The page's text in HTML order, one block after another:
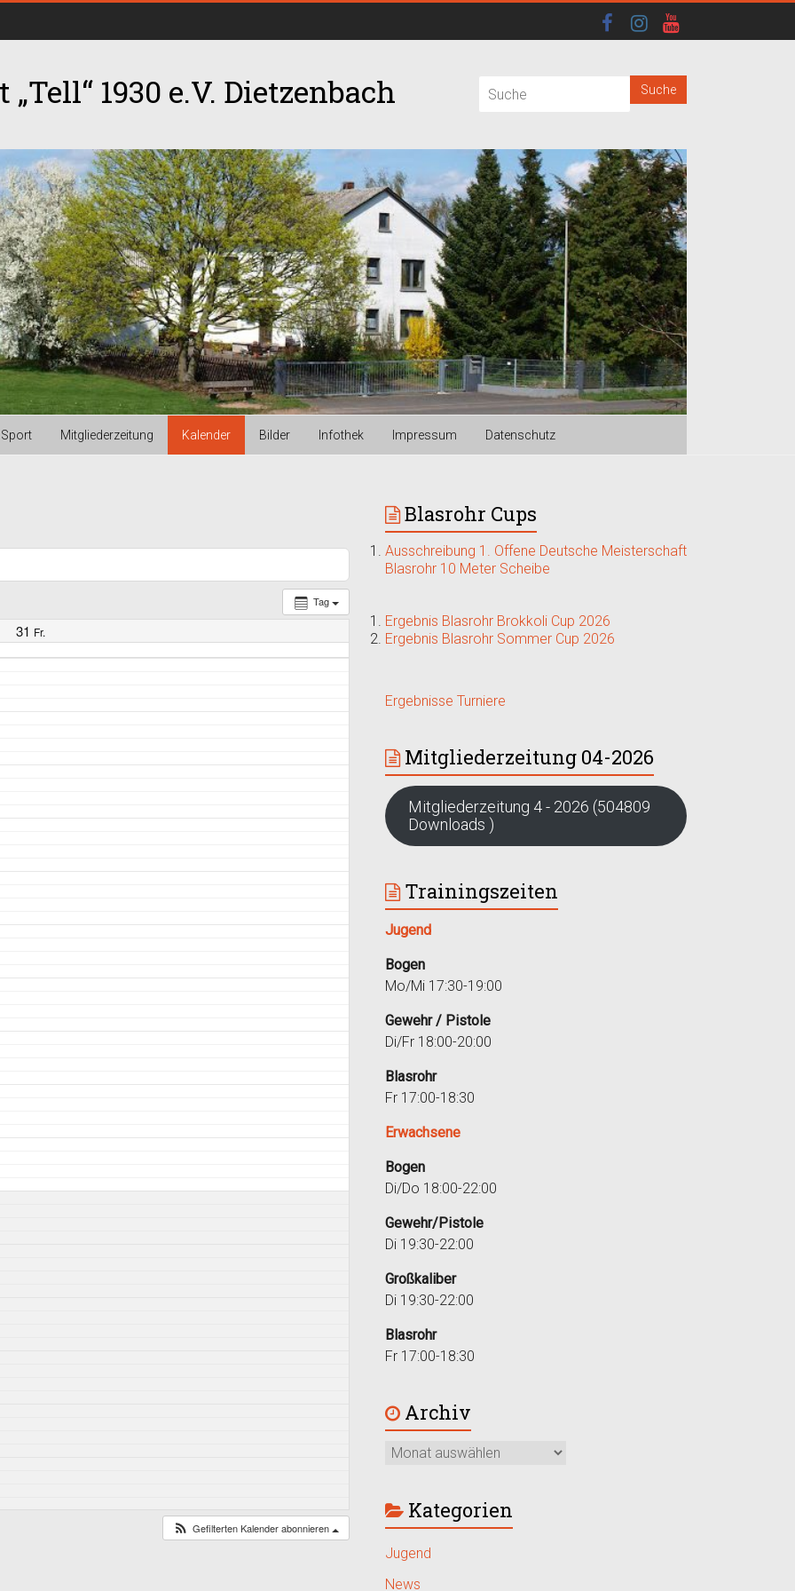
1930 e.V. Dietzenbach
Sport Mitgliederzeitung Kalender Bilder Infothek Impressum Datenschutz
Tag
31 Fr.
Gefilterten Kalender abonnieren
Blasrohr Cups
Ausschreibung 1. Offene Deutsche Meisterschaft
Blasrohr 10 Meter Scheibe
Ergebnis Blasrohr Brokkoli Cup 2026
Ergebnis Blasrohr Sommer Cup 2026
Ergebnisse Turniere
Mitgliederzeitung 04-2026
Mitgliederzeitung 4 - 2026 (504809
Downloads )
Trainingszeiten
Jugend
Bogen
Mo/Mi 17:30-19:00
Gewehr / Pistole
Di/Fr 18:00-20:00
Blasrohr
Fr 17:00-18:30
Erwachsene
Bogen
Di/Do 18:00-22:00
Gewehr/Pistole
Di 19:30-22:00
Großkaliber
Di 19:30-22:00
Blasrohr
Fr 17:00-18:30
Archiv
Kategorien
Jugend
News